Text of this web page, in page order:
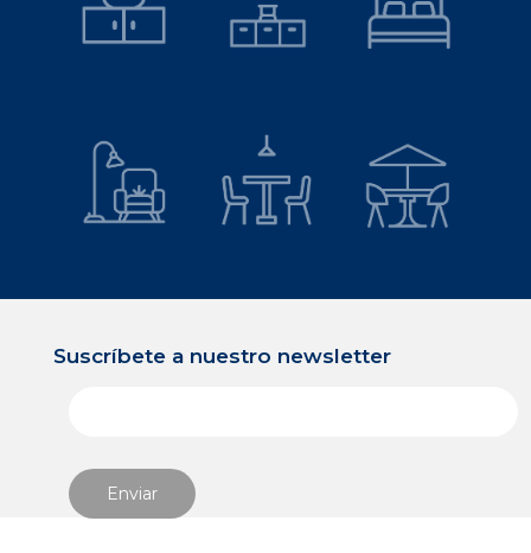
Suscríbete a nuestro newsletter